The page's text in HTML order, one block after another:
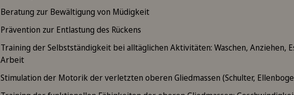
Beratung zur Bewältigung von Müdigkeit
Prävention zur Entlastung des Rückens
Training der Selbstständigkeit bei alltäglichen Aktivitäten: Waschen, Anziehen,
Arbeit
Stimulation der Motorik der verletzten oberen Gliedmassen (Schulter,